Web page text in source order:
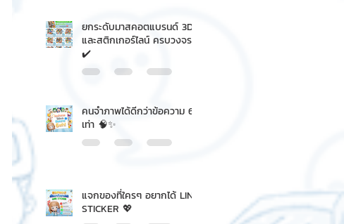
ยกระดับมาสคอตแบรนด์ 3D
และสติกเกอร์ไลน์ ครบวงจร
✔️
คนจำภาพได้ดีกว่าข้อความ 6
เท่า 🧠✨
แจกของที่ใครๆ อยากได้ LINE
STICKER 💖